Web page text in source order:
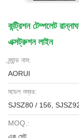
কন্ট্রিশন টেম্পলেট
এক্সট্রুশন লাইন
ব্র্যান্ড নাম:
AORUI
মডেল নম্বর:
SJSZ80 / 156,
MOQ.: